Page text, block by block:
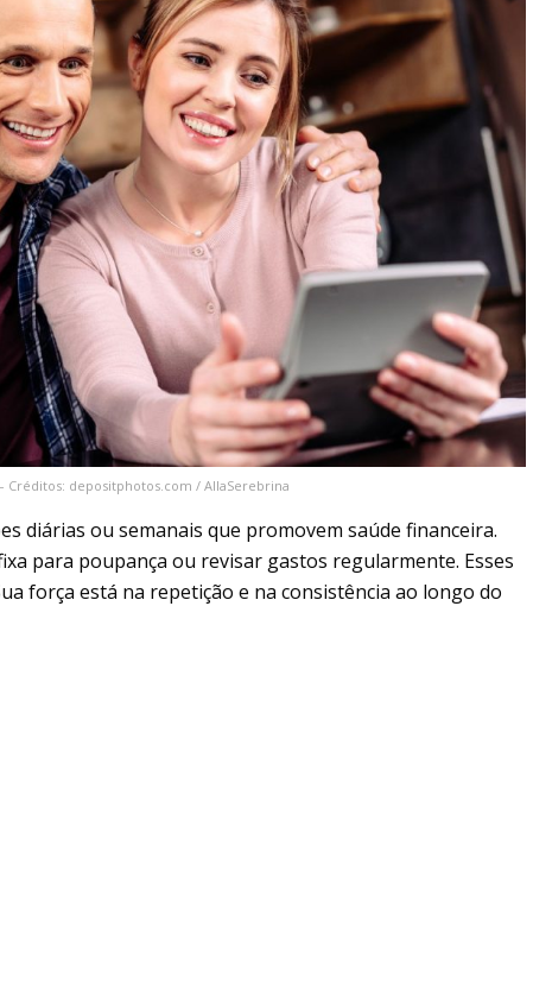
Créditos: depositphotos.com / AllaSerebrina
diárias ou semanais que promovem saúde financeira.
para poupança ou revisar gastos regularmente. Esses
força está na repetição e na consistência ao longo do